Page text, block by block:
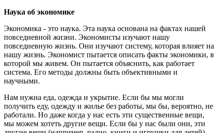
Наука об экономике
Экономика - это наука. Эта наука основана на фактах нашей
повседневной жизни. Экономисты изучают нашу
повседневную жизнь. Они изучают систему, которая влияет на
нашу жизнь. Экономист пытается описать факты экономики, в
которой мы живем. Он пытается объяснить, как работает
система. Его методы должны быть объективными и
научными.
Нам нужна еда, одежда и укрытие. Если бы мы могли
получить еду, одежду и жилье без работы, мы бы, вероятно, не
работали. Но даже когда у нас есть эти существенные вещи,
мы можем хотеть другие вещи. Если бы у нас были они, эти